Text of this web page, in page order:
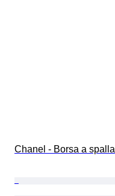
Chanel - Borsa a spalla